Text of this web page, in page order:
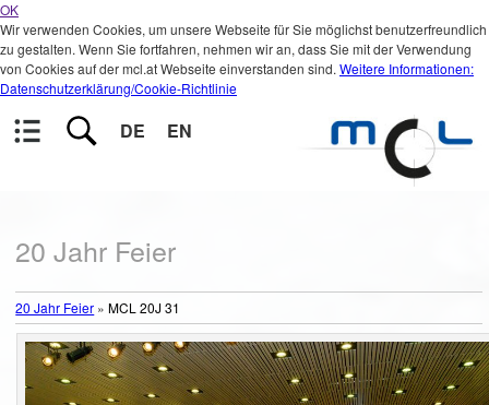
OK
Wir verwenden Cookies, um unsere Webseite für Sie möglichst benutzerfreundlich
zu gestalten. Wenn Sie fortfahren, nehmen wir an, dass Sie mit der Verwendung
von Cookies auf der mcl.at Webseite einverstanden sind. Weitere Informationen:
Datenschutzerklärung/Cookie-Richtlinie
DE EN
20 Jahr Feier
20 Jahr Feier »MCL 20J 31